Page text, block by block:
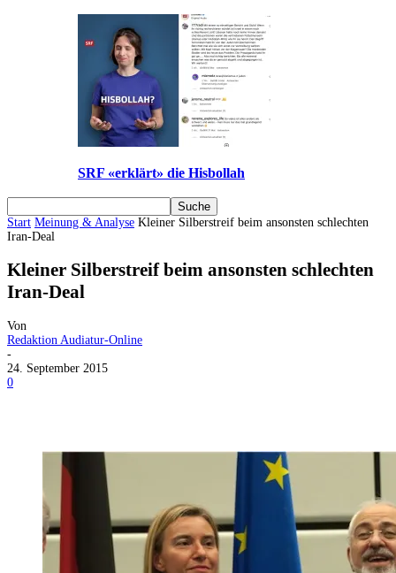
SRF «erklärt» die Hisbollah
Start Meinung & Analyse Kleiner Silberstreif beim ansonsten schlechten
Iran-Deal
Kleiner Silberstreif beim ansonsten schlechten
Iran-Deal
Von
Redaktion Audiatur-Online
-
24. September 2015
0